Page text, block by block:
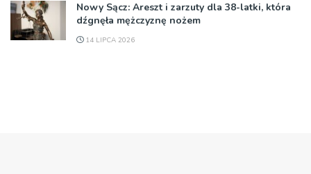
Nowy Sącz: Areszt i zarzuty dla 38-latki, która
dźgnęła mężczyznę nożem
14 LIPCA 2026